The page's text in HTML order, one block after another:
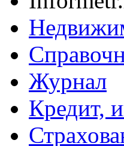
Журнал
Кредит,